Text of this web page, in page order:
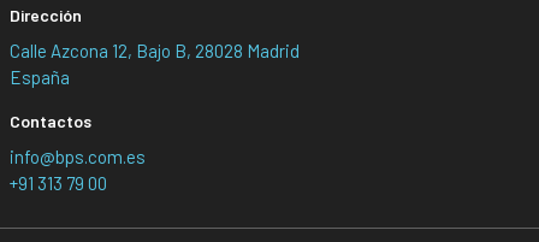
Dirección
Calle Azcona 12, Bajo B, 28028 Madrid
España
Contactos
info@bps.com.es
+91 313 79 00